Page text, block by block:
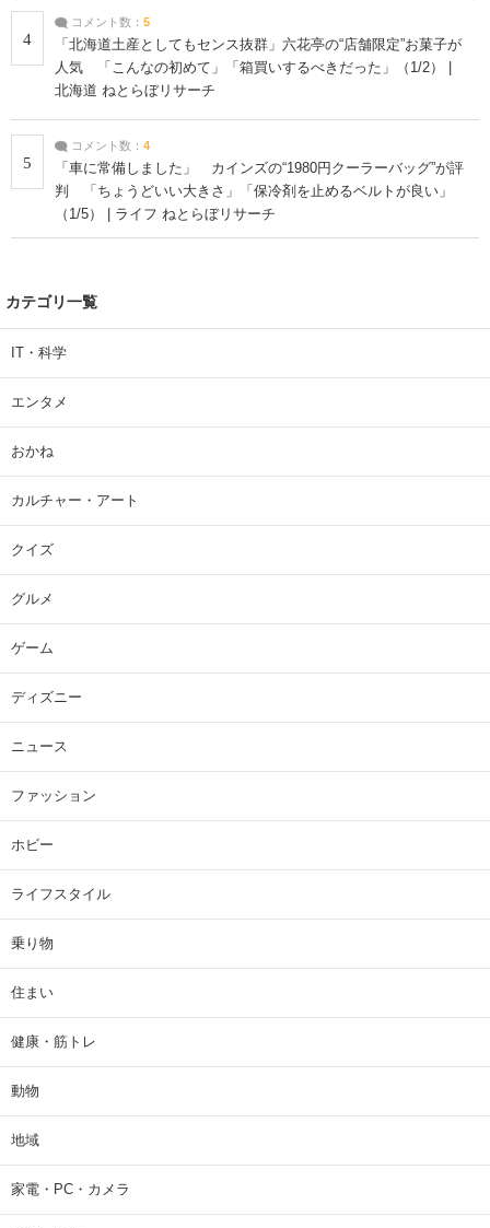
4
コメント数： 5
「北海道土産としてもセンス抜群」六花亭の“店舗限定”お菓子が
人気 「こんなの初めて」「箱買いするべきだった」（1/2） |
北海道 ねとらぼリサーチ
5
コメント数： 4
「車に常備しました」 カインズの“1980円クーラーバッグ”が評
判 「ちょうどいい大きさ」「保冷剤を止めるベルトが良い」
（1/5） | ライフ ねとらぼリサーチ
カテゴリ一覧
IT・科学
エンタメ
おかね
カルチャー・アート
クイズ
グルメ
ゲーム
ディズニー
ニュース
ファッション
ホビー
ライフスタイル
乗り物
住まい
健康・筋トレ
動物
地域
家電・PC・カメラ